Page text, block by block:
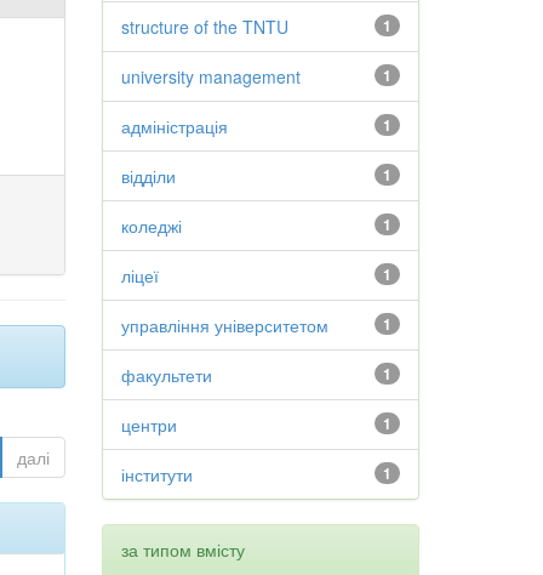
далі
1
structure of the TNTU
1
university management
1
адміністрація
1
відділи
1
коледжі
1
ліцеї
1
управління університетом
1
факультети
1
центри
1
інститути
за типом вмісту